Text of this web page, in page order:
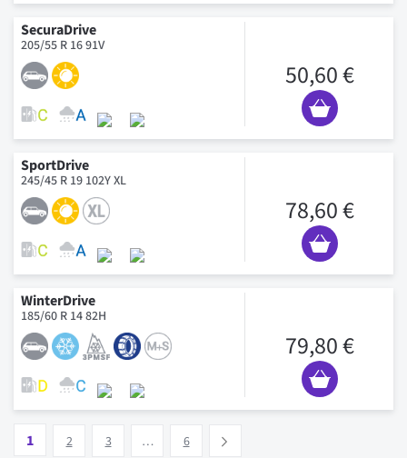
SecuraDrive
205/55 R 16 91V
50,60 €
SportDrive
245/45 R 19 102Y XL
78,60 €
WinterDrive
185/60 R 14 82H
79,80 €
Vous lisez actuellement la page
1 2 3 … 6